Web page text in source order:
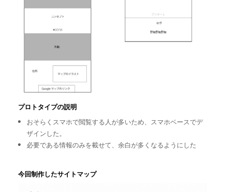
プロトタイプの説明
おそらくスマホで閲覧する人が多いため、スマホベースでデ
ザインした。
必要である情報のみを載せて、余白が多くなるようにした
今回制作したサイトマップ